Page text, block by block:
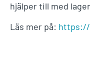
hjälper till med
Läs mer på: https://